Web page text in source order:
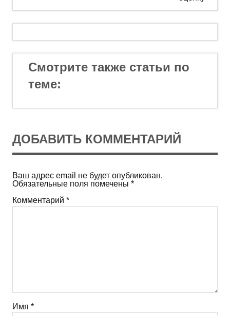
Смотрите также статьи по
теме:
ДОБАВИТЬ КОММЕНТАРИЙ
Ваш адрес email не будет опубликован.
Обязательные поля помечены *
Комментарий *
Имя *